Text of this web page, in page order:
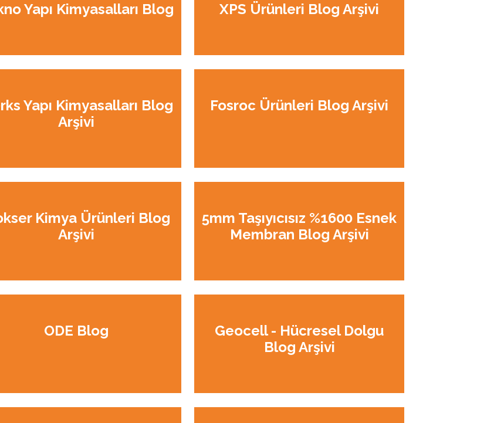
Yapı Kimyasalları Blog XPS Ürünleri Blog Arşivi
Yapı Kimyasalları Blog
Arşivi
Fosroc Ürünleri Blog Arşivi
Kimya Ürünleri Blog
Arşivi
5mm Taşıyıcısız %1600 Esnek
Membran Blog Arşivi
ODE Blog
Geocell - Hücresel Dolgu
Blog Arşivi